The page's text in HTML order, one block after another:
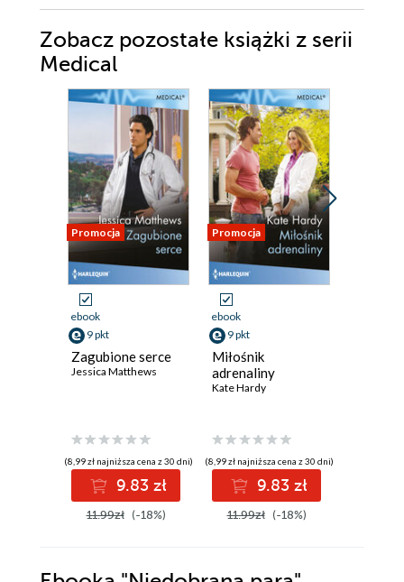
Zobacz pozostałe książki z serii
Medical
Promocja
ebook
9 pkt
Zagubione serce
Jessica Matthews
(8,99 zł najniższa cena z 30 dni)
9.83 zł
11.99zł (-18%)
Promocja
ebook
9 pkt
Miłośnik
adrenaliny
Kate Hardy
(8,99 zł najniższa cena z 30 dni)
9.83 zł
11.99zł (-18%)